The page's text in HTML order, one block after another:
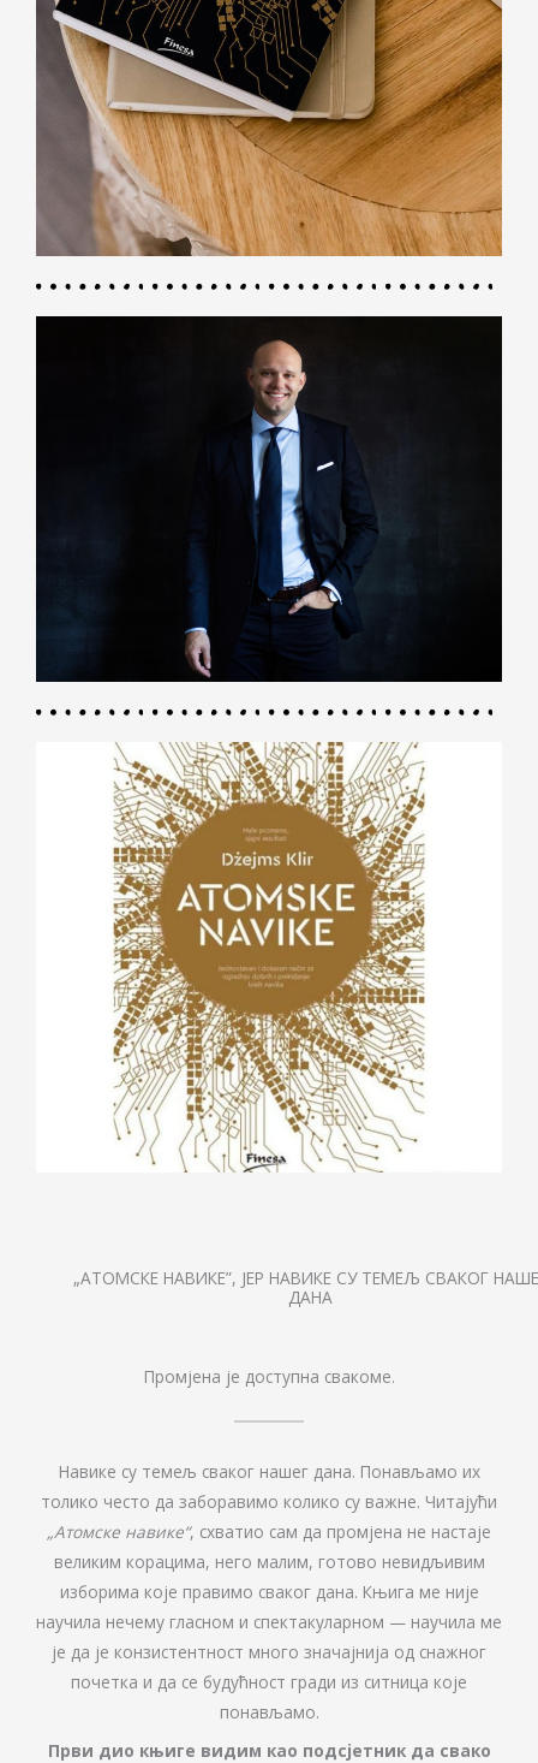
„АТОМСКЕ НАВИКЕ”, ЈЕР НАВИКЕ СУ ТЕМЕЉ СВАКОГ
ДАНА
Промјена је доступна свакоме.
Навике су темељ сваког нашег дана. Понављамо их
толико често да заборавимо колико су важне. Читајући
„Атомске навике“, схватио сам да промјена не настаје
великим корацима, него малим, готово невидљивим
изборима које правимо сваког дана. Књига ме није
научила нечему гласном и спектакуларном — научила ме
је да је конзистентност много значајнија од снажног
почетка и да се будућност гради из ситница које
понављамо.
Први дио књиге видим као подсјетник да свако